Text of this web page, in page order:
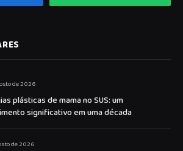
de 2026
plásticas de mama no SUS: um
significativo em uma década
de 2026